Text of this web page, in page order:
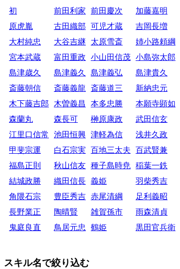
初
前田利家 前田慶次 加藤嘉明
原虎胤
古田織部 可児才蔵 吉岡長増
大村純忠
大谷吉継 太原雪斎 姉小路頼綱
宮本武蔵
富田重政 小山田信茂 小島弥太郎
島津歳久
島津義久 島津義弘 島津貴久
斎藤朝信
斎藤義龍 斎藤道三 新納忠元
木下藤吉郎
木曽義昌 本多忠勝 本願寺顕如
森蘭丸
森長可 榊原康政 武田信玄
江里口信常
池田恒興 津軽為信 浅井久政
甲斐宗運
白石宗実 百地三太夫 百武賢兼
福島正則
秋山信友 種子島時尭 稲葉一鉄
結城政勝
織田信長 義姫 羽柴秀吉
角隈石宗
豊臣秀吉 赤尾清綱 足利義昭
長野業正
陶晴賢 雑賀孫市 雨森清貞
鬼庭良直
鳥居元忠 鶴姫 黒田官兵衛
スキル名で絞り込む